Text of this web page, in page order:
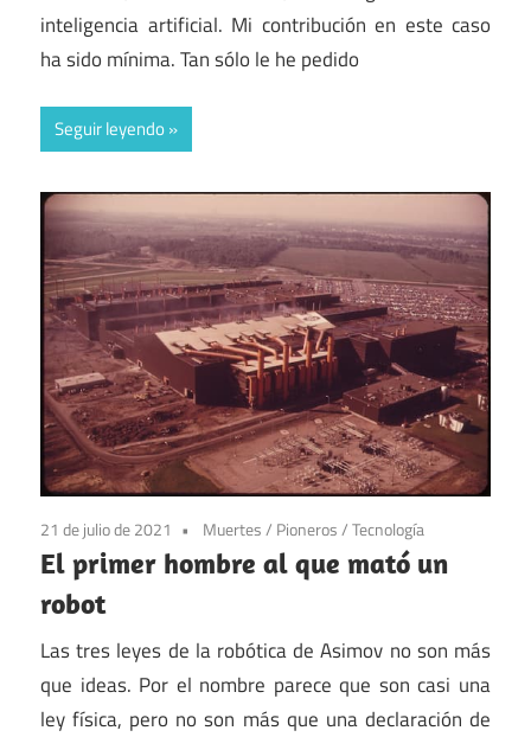
inteligencia artificial. Mi contribución en este caso
ha sido mínima. Tan sólo le he pedido
Seguir leyendo
21 de julio de 2021 Muertes/ Pioneros/Tecnología
El primer hombre al que mató un
robot
Las tres leyes de la robótica de Asimov no son más
que ideas. Por el nombre parece que son casi una
ley física, pero no son más que una declaración de